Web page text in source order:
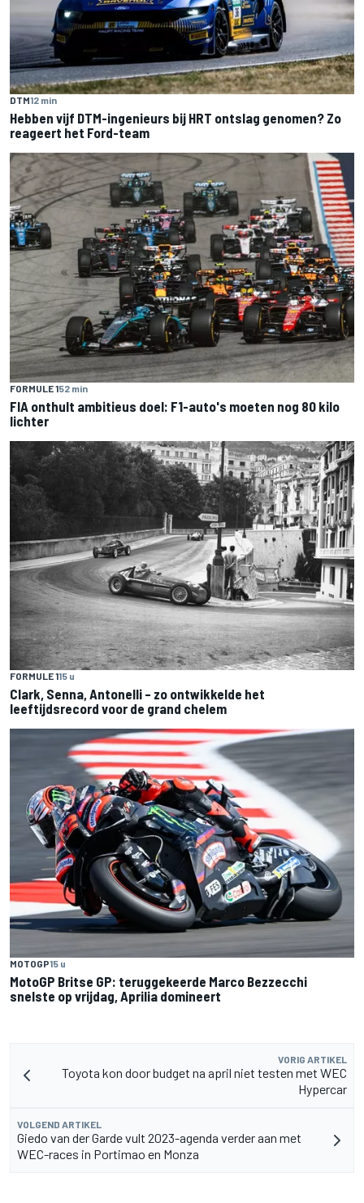
DTM12 min
Hebben vijf DTM-ingenieurs bij HRT ontslag genomen? Zo
reageert het Ford-team
FORMULE 152 min
FIA onthult ambitieus doel: F1-auto's moeten nog 80 kilo
lichter
FORMULE 115 u
Clark, Senna, Antonelli – zo ontwikkelde het
leeftijdsrecord voor de grand chelem
MOTOGP15 u
MotoGP Britse GP: teruggekeerde Marco Bezzecchi
snelste op vrijdag, Aprilia domineert
VORIG ARTIKEL
Toyota kon door budget na april niet testen met WEC
Hypercar
VOLGEND ARTIKEL
Giedo van der Garde vult 2023-agenda verder aan met
WEC-races in Portimao en Monza